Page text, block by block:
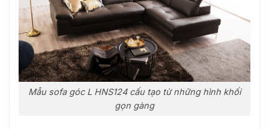
Mẫu sofa góc L HNS124 cấu tạo từ những hình khối
gọn gàng